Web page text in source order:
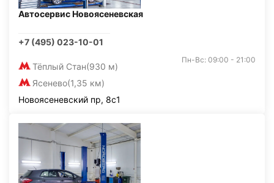
Автосервис Новоясеневская
+7 (495) 023-10-01
Тёплый Стан(930 м)
Ясенево(1,35 км)
Пн-Вс: 09:00 - 21:00
Новоясеневский пр, 8с1